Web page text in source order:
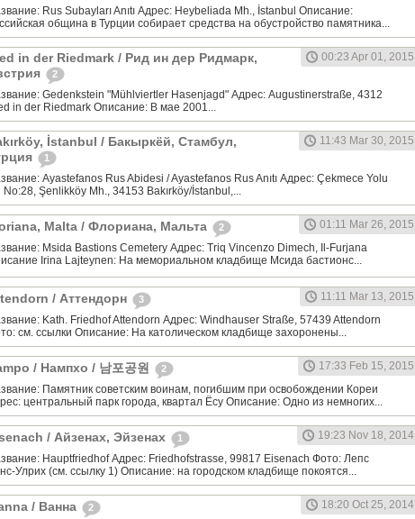
Rus Subayları Anıtı Адрес: Heybeliada Mh., İstanbul Описание:
община в Турции собирает средства на обустройство памятника...
in der Riedmark / Рид ин дер Ридмарк,
2
00:23 Apr 01, 2015
Gedenkstein "Mühlviertler Hasenjagd" Адрес: Augustinerstraße, 4312
in der Riedmark Описание: В мае 2001...
İstanbul / Бакыркёй, Стамбул,
1
11:43 Mar 30, 2015
Ayastefanos Rus Abidesi / Ayastefanos Rus Anıtı Адрес: Çekmece Yolu
No:28, Şenlikköy Mh., 34153 Bakırköy/İstanbul,...
Malta / Флориана, Мальта 2
01:11 Mar 26, 2015
Msida Bastions Cemetery Адрес: Triq Vincenzo Dimech, Il-Furjana
Irina Lajteynen: На мемориальном кладбище Мсида бастионс...
/ Аттендорн 3
11:11 Mar 13, 2015
Kath. Friedhof Attendorn Адрес: Windhauser Straße, 57439 Attendorn
см. ссылки Описание: На католическом кладбище захоронены...
/ Нампхо / 남포공원 2
17:33 Feb 15, 2015
Памятник советским воинам, погибшим при освобождении Кореи
центральный парк города, квартал Ёсу Описание: Одно из немногих...
/ Айзенах, Эйзенах 1
19:23 Nov 18, 2014
Hauptfriedhof Адрес: Friedhofstrasse, 99817 Eisenach Фото: Лепс
Улрих (см. ссылку 1) Описание: на городском кладбище покоятся...
/ Ванна 2
18:20 Oct 25, 2014